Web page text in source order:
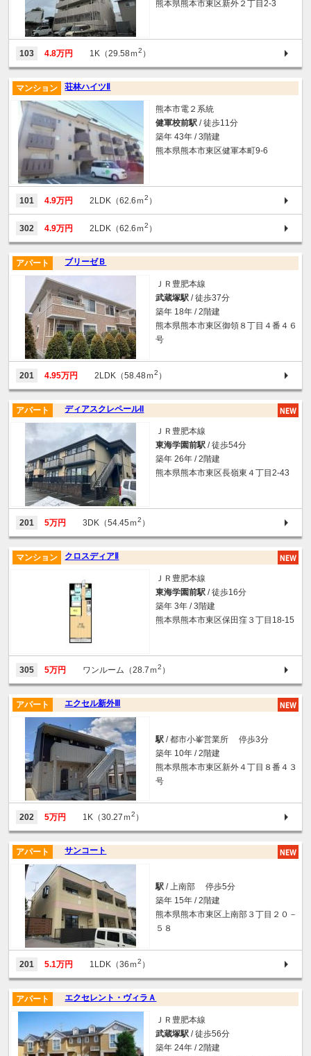
熊本県熊本市東区新外２丁目2-3
103 4.8万円 1K（29.58ｍ2 ）
荘林ハイツⅡ
マンション
熊本市電２系統
健軍校前駅 / 徒歩11分
築年 43年 / 3階建
熊本県熊本市東区健軍本町9-6
101 4.9万円 2LDK（62.6ｍ2 ）
302 4.9万円 2LDK（62.6ｍ2 ）
ブリーゼＢ
アパート
ＪＲ豊肥本線
武蔵塚駅 / 徒歩37分
築年 18年 / 2階建
熊本県熊本市東区御領８丁目４番４６
号
201 4.95万円 2LDK（58.48ｍ2 ）
ディアスクレペールII
アパート
ＪＲ豊肥本線
東海学園前駅 / 徒歩54分
築年 26年 / 2階建
熊本県熊本市東区長嶺東４丁目2-43
201 5万円 3DK（54.45ｍ2 ）
クロスディアⅡ
マンション
ＪＲ豊肥本線
東海学園前駅 / 徒歩16分
築年 3年 / 3階建
熊本県熊本市東区保田窪３丁目18-15
305 5万円 ワンルーム（28.7ｍ2 ）
エクセル新外Ⅲ
アパート
駅 / 都市小峯営業所 停歩3分
築年 10年 / 2階建
熊本県熊本市東区新外４丁目８番４３
号
202 5万円 1K（30.27ｍ2 ）
サンコート
アパート
駅 / 上南部 停歩5分
築年 15年 / 2階建
熊本県熊本市東区上南部３丁目２０－
５８
201 5.1万円 1LDK（36ｍ2 ）
エクセレント・ヴィラＡ
アパート
ＪＲ豊肥本線
武蔵塚駅 / 徒歩56分
築年 24年 / 2階建